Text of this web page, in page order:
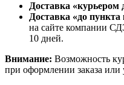
Доставка «курьером
Доставка «до
на сайте компании
10 дней.
Внимание: Возможность
при оформлении заказа